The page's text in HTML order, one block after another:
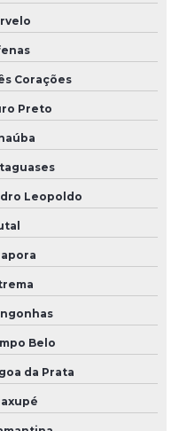
Corações
Preto
Leopoldo
Belo
da Prata